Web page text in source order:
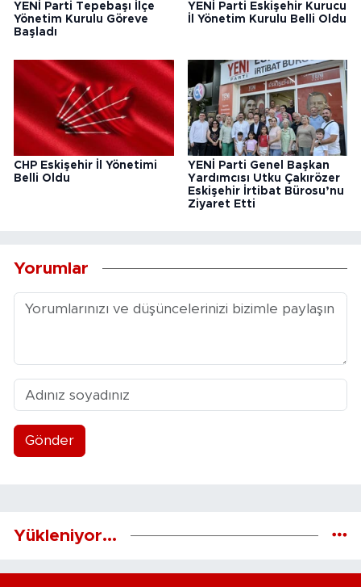
YENİ Parti Tepebaşı İlçe
Yönetim Kurulu Göreve
Başladı
YENİ Parti Eskişehir Kurucu
İl Yönetim Kurulu Belli Oldu
CHP Eskişehir İl Yönetimi
Belli Oldu
YENİ Parti Genel Başkan
Yardımcısı Utku Çakırözer
Eskişehir İrtibat Bürosu’nu
Ziyaret Etti
Yorumlar
Gönder
Yükleniyor...